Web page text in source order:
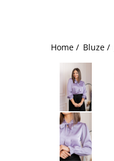
Home / Bluze /